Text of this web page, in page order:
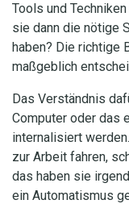
Tools und
sie dann die nötige
haben? Die richtige
maßgeblich
Das Verständnis
Computer oder das
internalisiert
zur Arbeit fahren,
das haben sie
ein Automatismus